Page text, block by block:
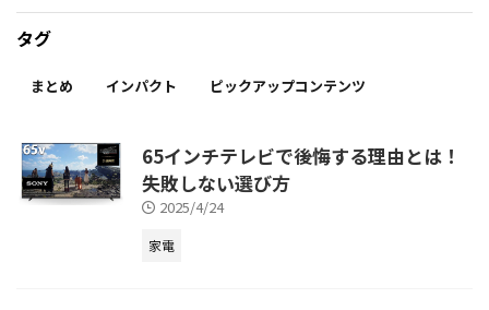
タグ
まとめ インパクト ピックアップコンテンツ
65インチテレビで後悔する理由とは！
失敗しない選び方
2025/4/24
家電